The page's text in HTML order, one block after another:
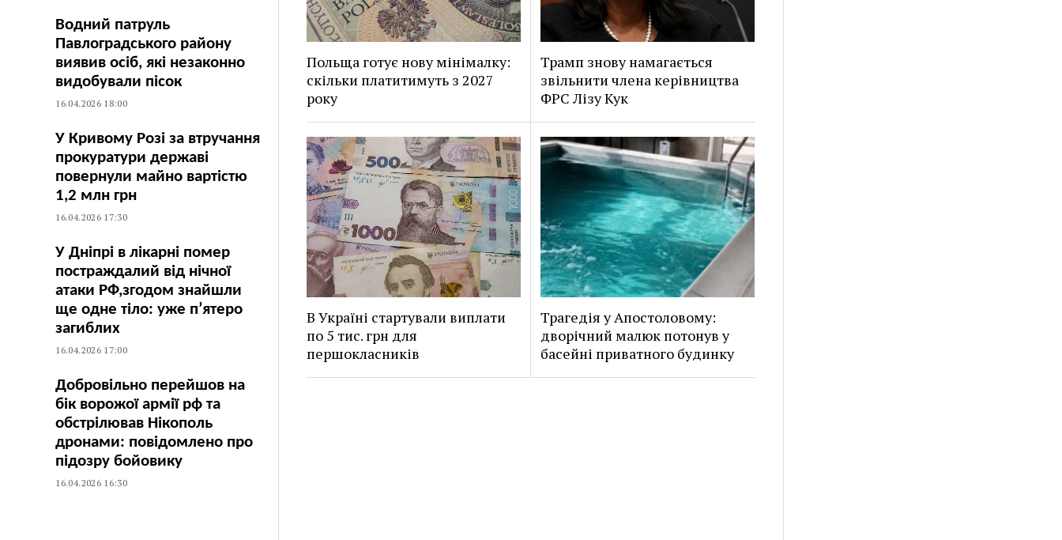
Водний патруль
Павлоградського району
виявив осіб, які незаконно
видобували пісок
16.04.2026 18:00
У Кривому Розі за втручання
прокуратури державі
повернули майно вартістю
1,2 млн грн
16.04.2026 17:30
У Дніпрі в лікарні помер
постраждалий від нічної
атаки РФ,згодом знайшли
ще одне тіло: уже п’ятеро
загиблих
16.04.2026 17:00
Добровільно перейшов на
бік ворожої армії рф та
обстрілював Нікополь
дронами: повідомлено про
підозру бойовику
16.04.2026 16:30
Польща готує нову мінімалку:
скільки платитимуть з 2027
року
Трамп знову намагається
звільнити члена керівництва
ФРС Лізу Кук
В Україні стартували виплати
по 5 тис. грн для
першокласників
Трагедія у Апостоловому:
дворічний малюк потонув у
басейні приватного будинку